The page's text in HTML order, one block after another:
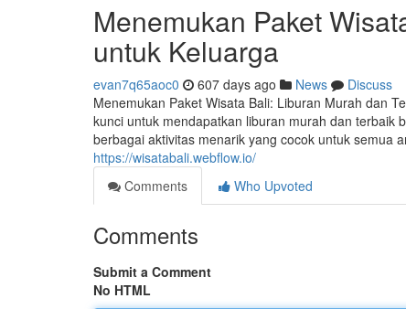
Menemukan Paket
untuk Keluarga
evan7q65aoc0 607 days ago News
Discuss
Menemukan Paket Wisata Bali: Liburan Murah dan
kunci untuk mendapatkan liburan murah dan terbaik
berbagai aktivitas menarik yang cocok untuk semua
https://wisatabali.webflow.io/
Comments
Who Upvoted
Comments
Submit a Comment
No HTML